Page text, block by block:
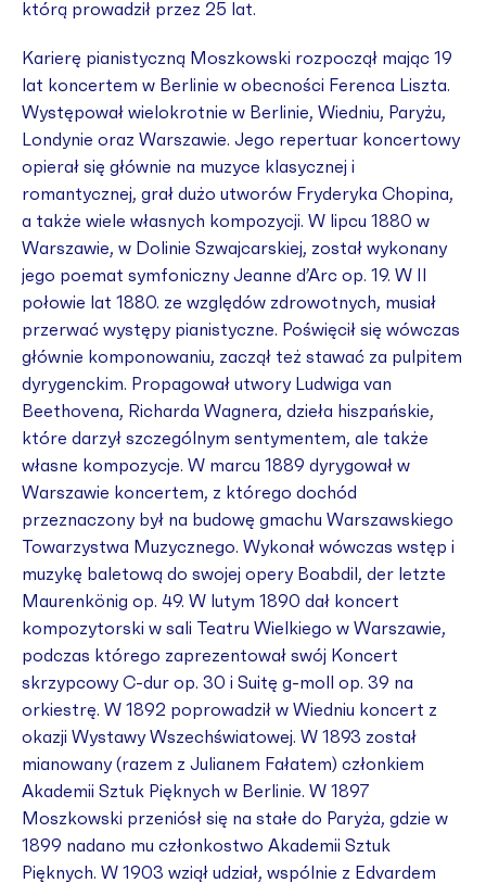
którą prowadził przez 25 lat.
Karierę pianistyczną Moszkowski rozpoczął mając 19
lat koncertem w Berlinie w obecności Ferenca Liszta.
Występował wielokrotnie w Berlinie, Wiedniu, Paryżu,
Londynie oraz Warszawie. Jego repertuar koncertowy
opierał się głównie na muzyce klasycznej i
romantycznej, grał dużo utworów Fryderyka Chopina,
a także wiele własnych kompozycji. W lipcu 1880 w
Warszawie, w Dolinie Szwajcarskiej, został wykonany
jego poemat symfoniczny Jeanne d’Arc op. 19. W II
połowie lat 1880. ze względów zdrowotnych, musiał
przerwać występy pianistyczne. Poświęcił się wówczas
głównie komponowaniu, zaczął też stawać za pulpitem
dyrygenckim. Propagował utwory Ludwiga van
Beethovena, Richarda Wagnera, dzieła hiszpańskie,
które darzył szczególnym sentymentem, ale także
własne kompozycje. W marcu 1889 dyrygował w
Warszawie koncertem, z którego dochód
przeznaczony był na budowę gmachu Warszawskiego
Towarzystwa Muzycznego. Wykonał wówczas wstęp i
muzykę baletową do swojej opery Boabdil, der letzte
Maurenkönig op. 49. W lutym 1890 dał koncert
kompozytorski w sali Teatru Wielkiego w Warszawie,
podczas którego zaprezentował swój Koncert
skrzypcowy C-dur op. 30 i Suitę g-moll op. 39 na
orkiestrę. W 1892 poprowadził w Wiedniu koncert z
okazji Wystawy Wszechświatowej. W 1893 został
mianowany (razem z Julianem Fałatem) członkiem
Akademii Sztuk Pięknych w Berlinie. W 1897
Moszkowski przeniósł się na stałe do Paryża, gdzie w
1899 nadano mu członkostwo Akademii Sztuk
Pięknych. W 1903 wziął udział, wspólnie z Edvardem